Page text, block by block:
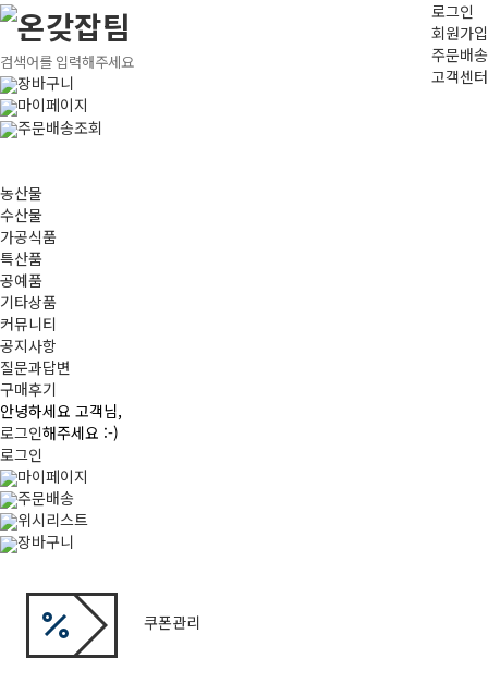
로그인
회원가입
주문배송
고객센터
장바구니
마이페이지
주문배송조회
농산물
수산물
가공식품
특산품
공예품
기타상품
커뮤니티
공지사항
질문과답변
구매후기
안녕하세요 고객님,
로그인해주세요 :-)
로그인
마이페이지
주문배송
위시리스트
장바구니
쿠폰관리